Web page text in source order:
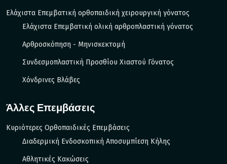
Ελάχιστα Επεμβατική ορθοπαιδική χειρουργική γόνατος
Ελάχιστα Επεμβατική ολική αρθροπλαστική γόνατος
Αρθροσκόπηση - Μηνισκεκτομή
Συνδεσμοπλαστική Προσθίου Χιαστού Γόνατος
Χόνδρινες Βλάβες
Άλλες Επεμβάσεις
Κυριότερες Ορθοπαιδικές Επεμβάσεις
Διαδερμική Ενδοσκοπική Αποσυμπίεση Κήλης
Αθλητικές Κακώσεις